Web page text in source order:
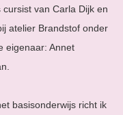
cursist van Carla Dijk en
atelier Brandstof onder
eigenaar: Annet
basisonderwijs richt ik